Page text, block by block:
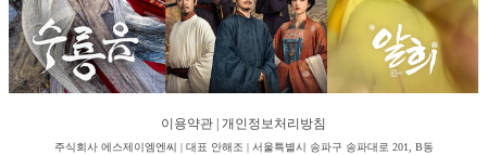
이용약관 개인정보처리방침
주식회사 에스제이엠엔씨 | 대표 안해조 | 서울특별시 송파구 송파대로 201, B동